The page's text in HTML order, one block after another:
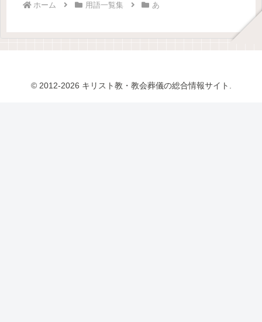
ホーム 用語一覧集 あ
© 2012-2026 キリスト教・教会葬儀の総合情報サイト.